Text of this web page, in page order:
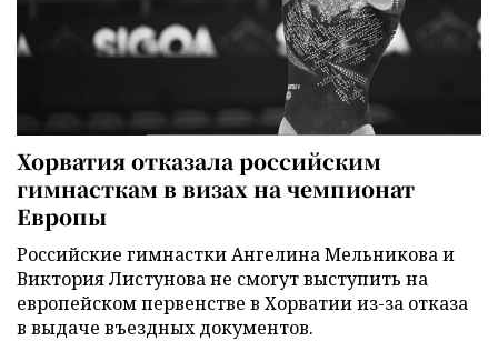
Хорватия отказала российским
гимнасткам в визах на чемпионат
Европы
Российские гимнастки Ангелина Мельникова и
Виктория Листунова не смогут выступить на
европейском первенстве в Хорватии из-за отказа
в выдаче въездных документов.